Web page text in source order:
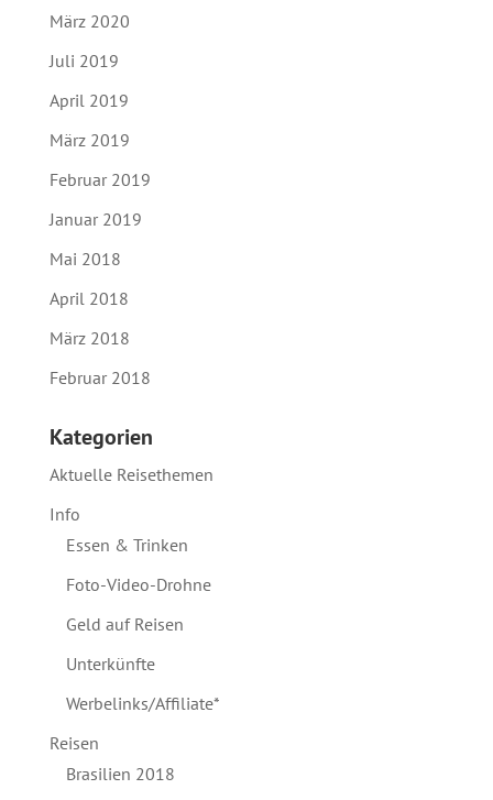
März 2020
Juli 2019
April 2019
März 2019
Februar 2019
Januar 2019
Mai 2018
April 2018
März 2018
Februar 2018
Kategorien
Aktuelle Reisethemen
Info
Essen & Trinken
Foto-Video-Drohne
Geld auf Reisen
Unterkünfte
Werbelinks/Affiliate*
Reisen
Brasilien 2018